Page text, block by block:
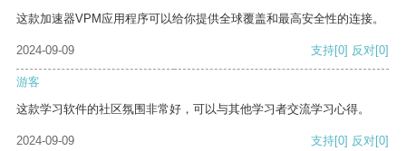
这款加速器VPM应用程序可以给你提供全球覆盖和最高安全性的连接。
2024-09-09 支持[0] 反对[0]
游客
这款学习软件的社区氛围非常好，可以与其他学习者交流学习心得。
2024-09-09 支持[0] 反对[0]